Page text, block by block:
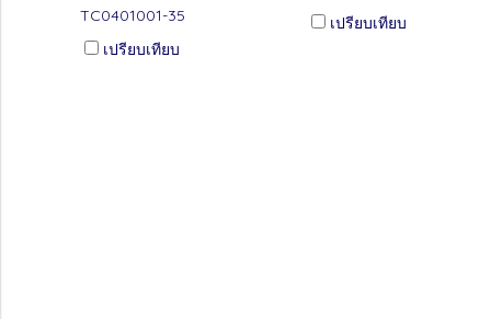
TC0401001-35
เปรียบเทียบ
เปรียบเทียบ